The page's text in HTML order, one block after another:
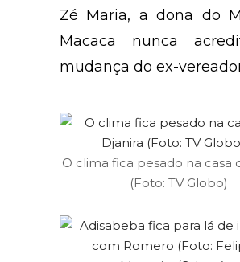
Zé Maria, a dona do
Macaca nunca
mudança do ex-
O clima fica pesado na casa
(Foto: TV Globo)